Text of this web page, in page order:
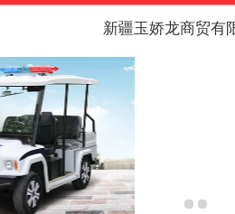
新疆玉娇龙商贸有